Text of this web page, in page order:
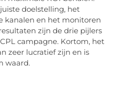
doelstelling, het
kanalen en het monitoren
zijn de drie pijlers
campagne. Kortom, het
zeer lucratief zijn en is
waard.